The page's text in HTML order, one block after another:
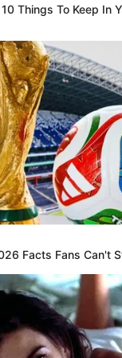
Things To Keep In
Facts Fans Can't